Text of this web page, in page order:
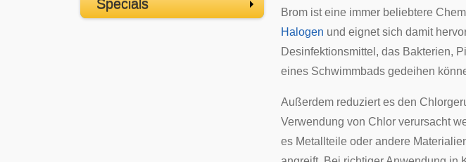
Specials
Brom ist eine immer beliebtere
Halogen und eignet sich damit
Desinfektionsmittel, das Bakterien,
eines Schwimmbads gedeihen
Außerdem reduziert es den
Verwendung von Chlor verursacht
es Metallteile oder andere